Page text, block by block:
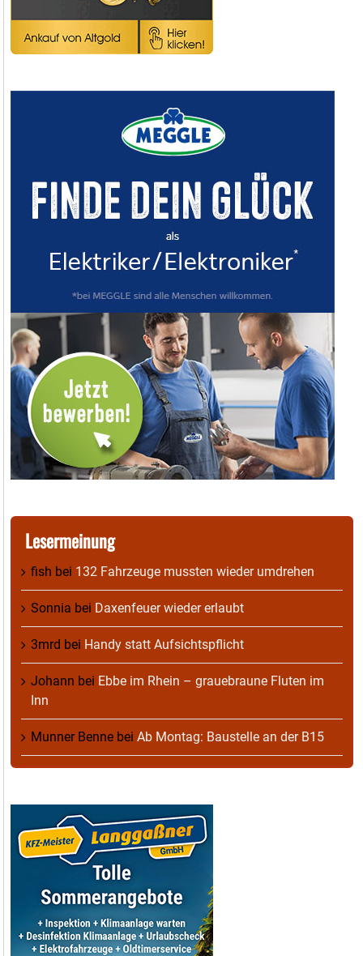
Lesermeinung
fish bei 132 Fahrzeuge mussten wieder umdrehen
Sonnia bei Daxenfeuer wieder erlaubt
3mrd bei Handy statt Aufsichtspflicht
Johann bei Ebbe im Rhein – grauebraune Fluten im
Inn
Munner Benne bei Ab Montag: Baustelle an der B15